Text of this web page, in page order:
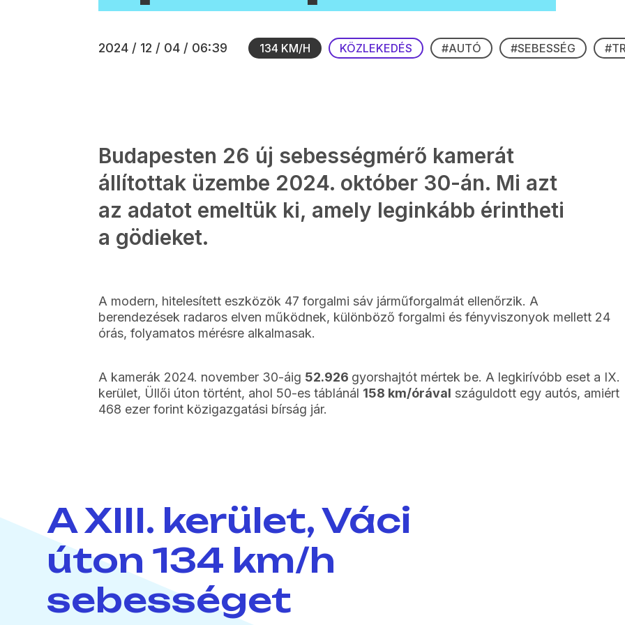
2024 / 12 / 04 / 06:39 134 KM/H KÖZLEKEDÉS #AUTÓ #SEBESSÉG
Budapesten 26 új sebességmérő kamerát
állítottak üzembe 2024. október 30-án. Mi azt
az adatot emeltük ki, amely leginkább érintheti
a gödieket.
A modern, hitelesített eszközök 47 forgalmi sáv járműforgalmát ellenőrzik. A
berendezések radaros elven működnek, különböző forgalmi és fényviszonyok mellett 24
órás, folyamatos mérésre alkalmasak.
A kamerák 2024. november 30-áig 52.926 gyorshajtót mértek be. A legkirívóbb eset a IX.
kerület, Üllői úton történt, ahol 50-es táblánál 158 km/órával száguldott egy autós, amiért
468 ezer forint közigazgatási bírság jár.
A XIII. kerület, Váci
úton 134 km/h
sebességet